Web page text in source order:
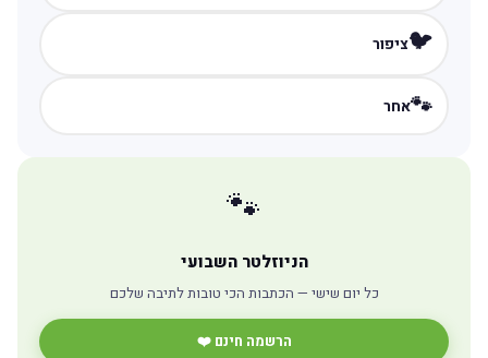
🐦ציפור
🐾אחר
🐾
הניוזלטר השבועי
כל יום שישי — הכתבות הכי טובות לתיבה שלכם
הרשמה חינם ❤️